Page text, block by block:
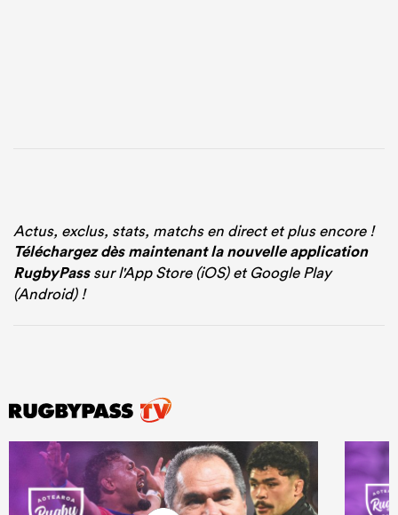
Actus, exclus, stats, matchs en direct et plus encore !
Téléchargez dès maintenant la nouvelle application
RugbyPasssur l'App Store (iOS) et Google Play
(Android) !